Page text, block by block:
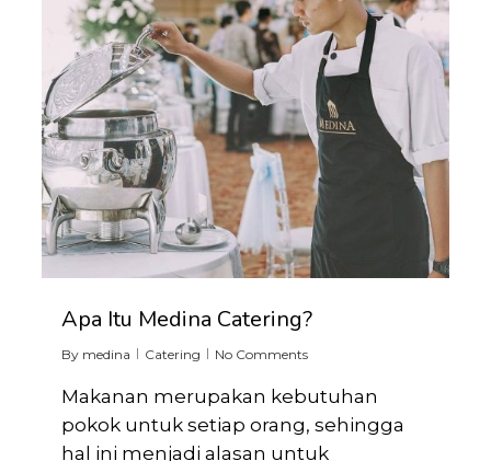
Apa Itu Medina Catering?
By medina Catering No Comments
Makanan merupakan kebutuhan
pokok untuk setiap orang, sehingga
hal ini menjadi alasan untuk